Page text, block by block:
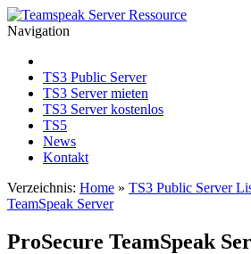
Navigation
TS3 Public Server
TS3 Server mieten
TS3 Server kostenlos
TS5
News
Kontakt
Verzeichnis: Home » TS3 Public Server
TeamSpeak Server
ProSecure TeamSpeak